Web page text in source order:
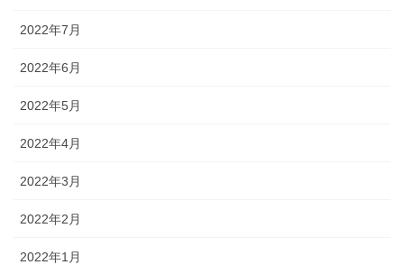
2022年7月
2022年6月
2022年5月
2022年4月
2022年3月
2022年2月
2022年1月